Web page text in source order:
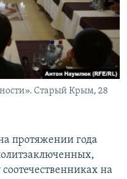
Старый Крым, 28
протяжении года
на